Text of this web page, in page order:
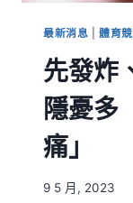
最新消息 |體育
先發炸
隱憂
痛」
9 5 月, 2023